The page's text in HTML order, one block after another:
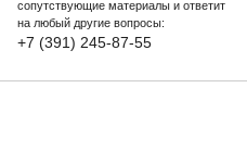
сопутствующие материалы и ответит
на любый другие вопросы:
+7 (391) 245-87-55